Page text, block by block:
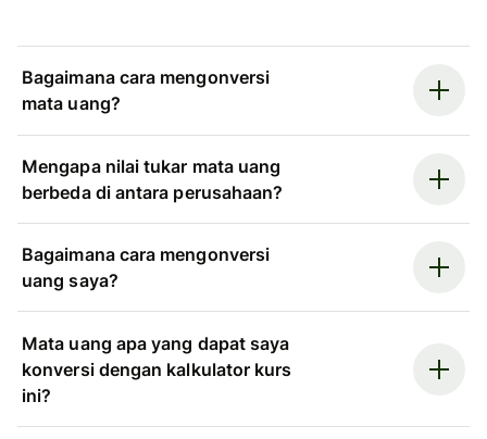
Bagaimana cara mengonversi
mata uang?
Mengapa nilai tukar mata uang
berbeda di antara perusahaan?
Bagaimana cara mengonversi
uang saya?
Mata uang apa yang dapat saya
konversi dengan kalkulator kurs
ini?